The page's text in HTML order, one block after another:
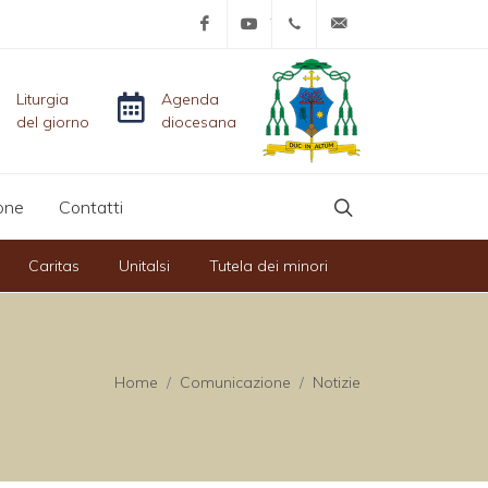
FacebookYouTube+39-0761-515152
Liturgia
del giorno
Agenda
diocesana
Contatti
Caritas Unitalsi Tutela dei minori
Home Comunicazione Notizie